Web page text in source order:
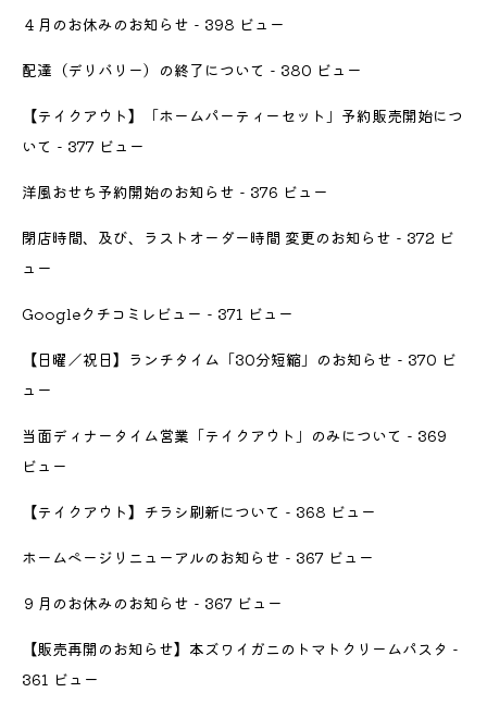
４月のお休みのお知らせ - 398 ビュー
配達（デリバリー）の終了について - 380 ビュー
【テイクアウト】「ホームパーティーセット」予約販売開始につ
いて - 377 ビュー
洋風おせち予約開始のお知らせ - 376 ビュー
閉店時間、及び、ラストオーダー時間 変更のお知らせ - 372 ビ
ュー
Googleクチコミレビュー - 371 ビュー
【日曜／祝日】ランチタイム「30分短縮」のお知らせ - 370 ビ
ュー
当面ディナータイム営業「テイクアウト」のみについて - 369
ビュー
【テイクアウト】チラシ刷新について - 368 ビュー
ホームページリニューアルのお知らせ - 367 ビュー
９月のお休みのお知らせ - 367 ビュー
【販売再開のお知らせ】本ズワイガニのトマトクリームパスタ -
361 ビュー